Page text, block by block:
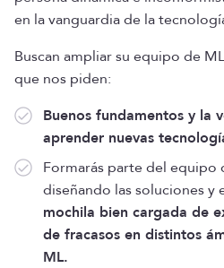
en la vanguardia de la
Buscan ampliar su equipo de
que nos piden:
Buenos fundamentos y la
aprender nuevas
Formarás parte del equipo
diseñando las soluciones y
mochila bien cargada de
de fracasos en distintos
ML.